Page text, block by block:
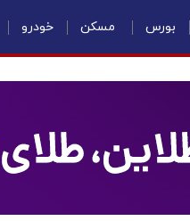
بورس مسکن خودرو